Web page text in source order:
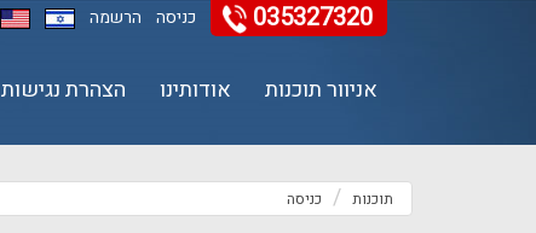
035327320 כניסה הרשמה
אניוור תוכנות אודותינו הצהרת נגישות
תוכנות כניסה